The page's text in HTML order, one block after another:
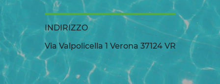
INDIRIZZO
Via Valpolicella 1 Verona 37124 VR